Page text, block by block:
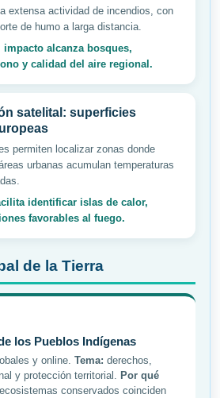
extensa actividad de incendios, con
de humo a larga distancia.
alcanza bosques,
y calidad del aire regional.
satelital: superficies
permiten localizar zonas donde
urbanas acumulan temperaturas
identificar islas de calor,
favorables al fuego.
de la Tierra
los Pueblos Indígenas
y online. Tema: derechos,
y protección territorial. Por qué
conservados coinciden